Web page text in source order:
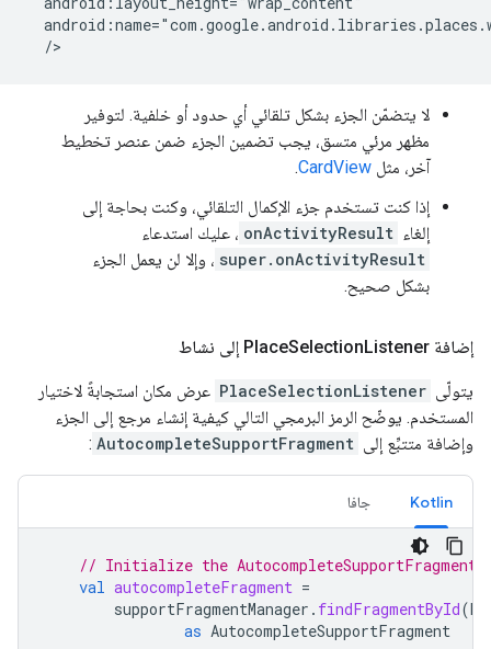
لا يتضمّن الجزء بشكل تلقائي أي حدود أو خلفية. لتوفير
مظهر مرئي متسق، يجب تضمين الجزء ضمن عنصر تخطيط
آخر، مثل CardView
.
إذا كنت تستخدم جزء الإكمال التلقائي، وكنت بحاجة إلى
إلغاء onActivityResult ، عليك استدعاء
super.onActivityResult ، وإلا لن يعمل الجزء
بشكل صحيح.
إضافة Place SelectionListener إلى نشاط
يتولّى PlaceSelectionListener عرض مكان استجابةً لاختيار
المستخدم. يوضّح الرمز البرمجي التالي كيفية إنشاء مرجع إلى الجزء
وإضافة متتبِّع إلى
AutocompleteSupportFragment
:
Kotlin جافا
// Initialize the AutocompleteSupportFragment.
val autocompleteFragment =
supportFragmentManager . findFragmentById(R
as AutocompleteSupportFragment